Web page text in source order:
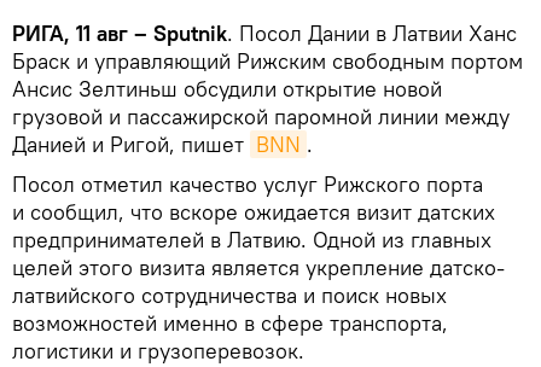
РИГА, 11 авг – Sputnik. Посол Дании в Латвии Ханс
Браск и управляющий Рижским свободным портом
Ансис Зелтиньш обсудили открытие новой
грузовой и пассажирской паромной линии между
Данией и Ригой, пишет BNN .
Посол отметил качество услуг Рижского порта
и сообщил, что вскоре ожидается визит датских
предпринимателей в Латвию. Одной из главных
целей этого визита является укрепление датско-
латвийского сотрудничества и поиск новых
возможностей именно в сфере транспорта,
логистики и грузоперевозок.